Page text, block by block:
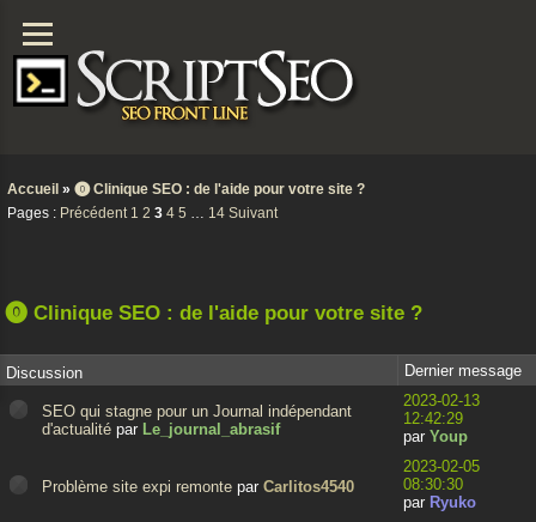
Accueil » ⓿ Clinique SEO : de l'aide pour votre site ?
Pages : Précédent 1 2 3 4 5 … 14 Suivant
⓿ Clinique SEO : de l'aide pour votre site ?
Discussion Dernier message
SEO qui stagne pour un Journal indépendant
d'actualité par Le_journal_abrasif
2023-02-13
12:42:29
par Youp
Problème site expi remonte parCarlitos4540
2023-02-05
08:30:30
par Ryuko